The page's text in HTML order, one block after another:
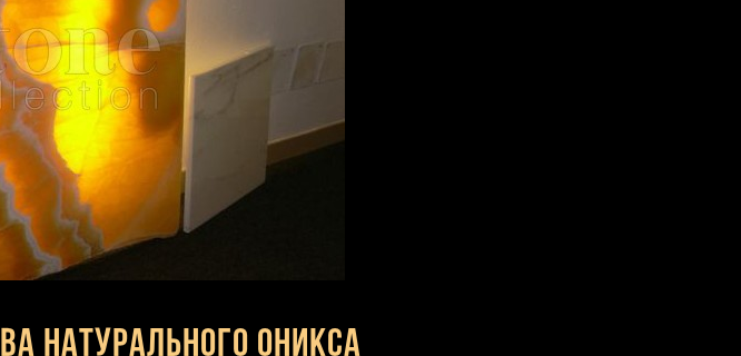
натурального оникса